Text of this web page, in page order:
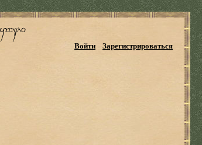
Войти Зарегистрироваться